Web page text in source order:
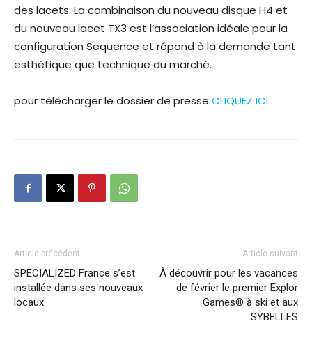
des lacets. La combinaison du nouveau disque H4 et
du nouveau lacet TX3 est l’association idéale pour la
configuration Sequence et répond à la demande tant
esthétique que technique du marché.
pour télécharger le dossier de presse CLIQUEZ ICI
Article précédent
SPECIALIZED France s’est
installée dans ses nouveaux
locaux
Article suivant
À découvrir pour les vacances
de février le premier Explor
Games® à ski et aux
SYBELLES